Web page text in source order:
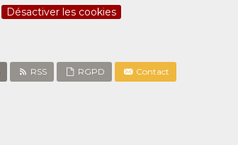
Désactiver les cookies
RSS RGPD Contact